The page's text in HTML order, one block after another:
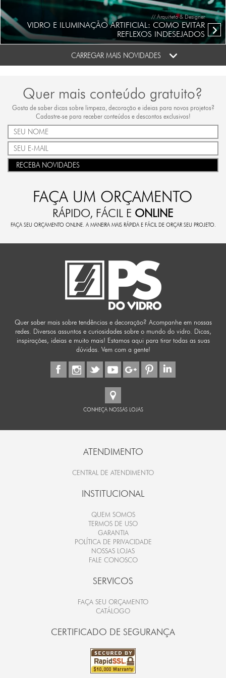
// Arquiteto & Designer
VIDRO E ILUMINAÇÃO ARTIFICIAL: COMO EVITAR
REFLEXOS INDESEJADOS
CARREGAR MAIS NOVIDADES
Quer mais conteúdo gratuito?
Gosta de saber dicas sobre limpeza, decoração e ideias para novos projetos?
Cadastre-se para receber conteúdos e descontos exclusivos!
RECEBA NOVIDADES
FAÇA UM ORÇAMENTO
RÁPIDO, FÁCIL E ONLINE
FAÇA SEU ORÇAMENTO ONLINE. A MANEIRA MAIS RÁPIDA E FÁCIL DE ORÇAR SEU PROJETO.
Quer saber mais sobre tendências e decoração? Acompanhe em nossas
redes. Diversos assuntos e curiosidades sobre o mundo do vidro. Dicas,
inspirações, ideias e muito mais! Estamos aqui para tirar todas as suas
dúvidas. Vem com a gente!
CONHEÇA NOSSAS LOJAS
ATENDIMENTO
CENTRAL DE ATENDIMENTO
INSTITUCIONAL
QUEM SOMOS
TERMOS DE USO
GARANTIA
POLÍTICA DE PRIVACIDADE
NOSSAS LOJAS
FALE CONOSCO
SERVICOS
FAÇA SEU ORÇAMENTO
CATÁLOGO
CERTIFICADO DE SEGURANÇA